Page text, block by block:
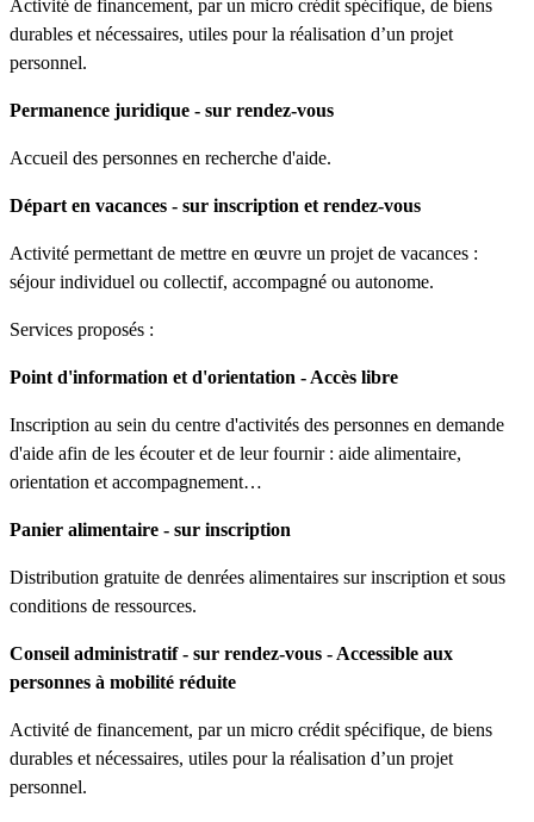
Activité de financement, par un micro crédit spécifique, de biens
durables et nécessaires, utiles pour la réalisation d’un projet
personnel.
Permanence juridique - sur rendez-vous
Accueil des personnes en recherche d'aide.
Départ en vacances - sur inscription et rendez-vous
Activité permettant de mettre en œuvre un projet de vacances :
séjour individuel ou collectif, accompagné ou autonome.
Services proposés :
Point d'information et d'orientation - Accès libre
Inscription au sein du centre d'activités des personnes en demande
d'aide afin de les écouter et de leur fournir : aide alimentaire,
orientation et accompagnement…
Panier alimentaire - sur inscription
Distribution gratuite de denrées alimentaires sur inscription et sous
conditions de ressources.
Conseil administratif - sur rendez-vous - Accessible aux
personnes à mobilité réduite
Activité de financement, par un micro crédit spécifique, de biens
durables et nécessaires, utiles pour la réalisation d’un projet
personnel.